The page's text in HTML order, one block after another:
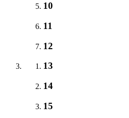
10
11
12
13
14
15